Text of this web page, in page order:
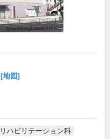
[地図]
リハビリテーション科